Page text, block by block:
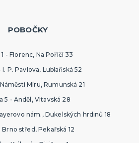
POBOČKY
1 - Florenc, Na Poříčí 33
I. P. Pavlova, Lublaňská 52
Míru, Rumunská 21
5 - Anděl, Vltavská 28
nám., Dukelských hrdinů 18
střed, Pekařská 12